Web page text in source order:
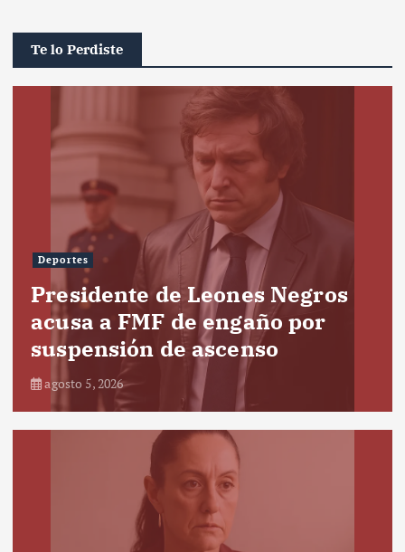
Te lo Perdiste
Deportes
Presidente de Leones Negros
acusa a FMF de engaño por
suspensión de ascenso
agosto 5, 2026